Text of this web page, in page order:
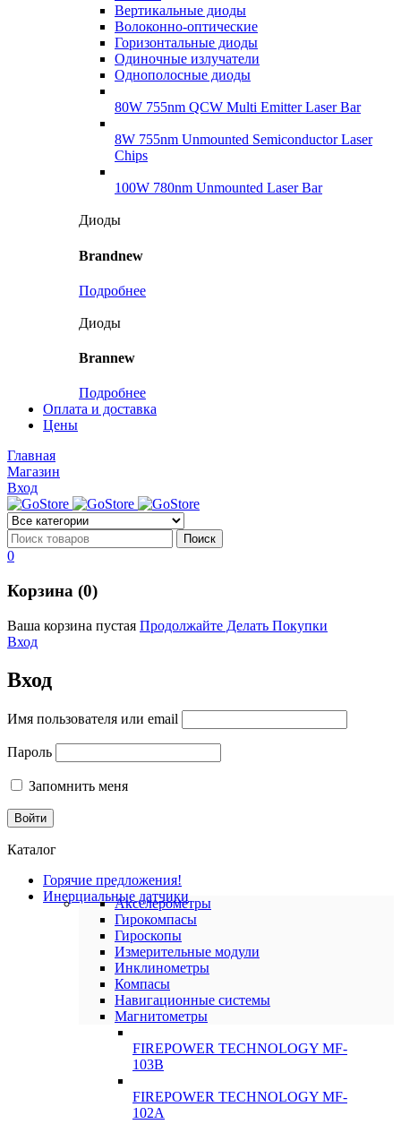
Вертикальные диоды
Волоконно-оптические
Горизонтальные диоды
Одиночные излучатели
Однополосные диоды
80W 755nm QCW Multi Emitter Laser Bar
8W 755nm Unmounted Semiconductor Laser
Chips
100W 780nm Unmounted Laser Bar
Диоды
Brandnew
Подробнее
Диоды
Brannew
Подробнее
Оплата и доставка
Цены
Главная
Магазин
Вход
0
Корзина (0)
Ваша корзина пустая Продолжайте Делать Покупки
Вход
Вход
Имя пользователя или email
Пароль
Запомнить меня
Каталог
Горячие предложения!
Инерциальные датчики
Акселерометры
Гирокомпасы
Гироскопы
Измерительные модули
Инклинометры
Компасы
Навигационные системы
Магнитометры
FIREPOWER TECHNOLOGY MF-
103B
FIREPOWER TECHNOLOGY MF-
102A